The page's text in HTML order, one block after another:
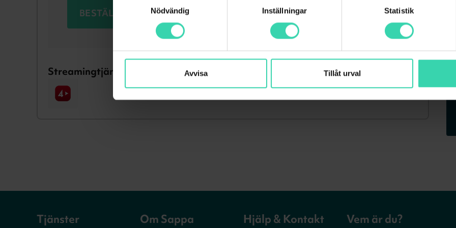
Nödvändig
Inställningar Statistik
Avvisa Tillåt urval
BESTÄLL NU
Streamingtjänster som ingår
Tjänster Om Sappa Hjälp & Kontakt Vem är du?